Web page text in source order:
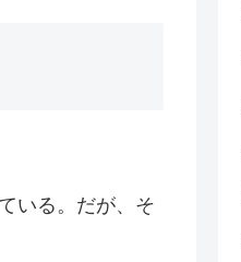
いる。だが、そ